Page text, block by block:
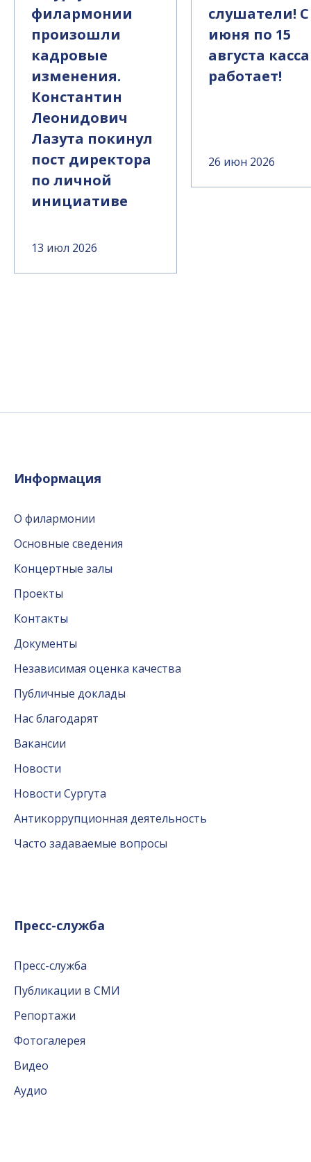
филармонии
произошли
кадровые
изменения.
Константин
Леонидович
Лазута покинул
пост директора
по личной
инициативе
13 июл 2026
слушатели! С
июня по 15
августа
работает!
26 июн 2026
Информация
О филармонии
Основные сведения
Концертные залы
Проекты
Контакты
Документы
Независимая оценка качества
Публичные доклады
Нас благодарят
Вакансии
Новости
Новости Сургута
Антикоррупционная деятельность
Часто задаваемые вопросы
Пресс-служба
Пресс-служба
Публикации в СМИ
Репортажи
Фотогалерея
Видео
Аудио